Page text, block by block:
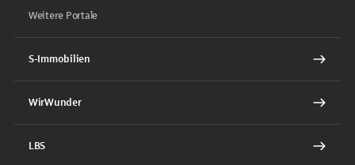
Weitere Portale
S-Immobilien
WirWunder
LBS